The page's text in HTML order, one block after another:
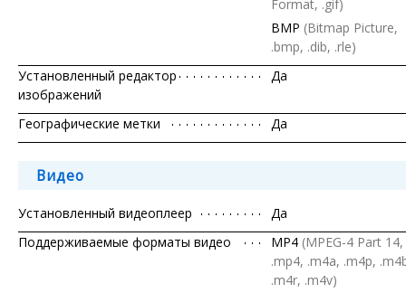
Format, .gif)
BMP (Bitmap Picture,
.bmp, .dib, .rle)
Установленный редактор
изображений
Да
Географические метки Да
Видео
Установленный видеоплеер
Да
Поддерживаемые форматы видео
MP4 (MPEG-4 Part 14,
.mp4, .m4a, .m4p,
.m4r, .m4v)